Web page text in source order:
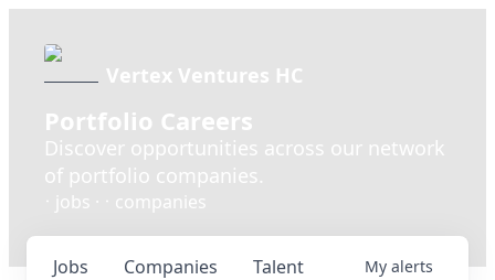
Vertex Ventures HC
Portfolio Careers
Discover opportunities across our network
of portfolio companies.
• jobs · • companies
Jobs Companies Talent My alerts